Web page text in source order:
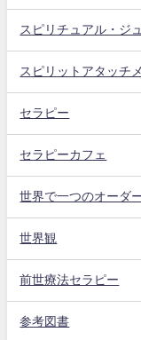
スピリチュアル・ジ
スピリットアタッチ
セラピー
セラピーカフェ
世界で一つのオーダ
世界観
前世療法セラピー
参考図書